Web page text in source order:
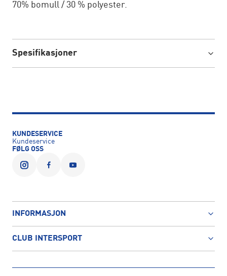
70% bomull / 30 % polyester.
Spesifikasjoner
KUNDESERVICE
Kundeservice
FØLG OSS
INFORMASJON
CLUB INTERSPORT